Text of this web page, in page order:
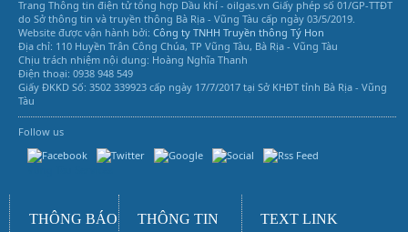
Trang Thông tin điện tử tổng hợp Dầu khí - oilgas.vn Giấy phép số 01/GP-TTĐT
do Sở thông tin và truyền thông Bà Rịa - Vũng Tàu cấp ngày 03/5/2019.
Website được vận hành bởi: Công ty TNHH Truyền thông Tý Hon
Địa chỉ: 110 Huyền Trân Công Chúa, TP Vũng Tàu, Bà Rịa - Vũng Tàu
Chịu trách nhiệm nội dung: Hoàng Nghĩa Thanh
Điện thoại: 0938 948 549
Giấy ĐKKD Số: 3502 339923 cấp ngày 17/7/2017 tại Sở KHĐT tỉnh Bà Rịa - Vũng
Tàu
Follow us
THÔNG BÁO THÔNG TIN TEXT LINK